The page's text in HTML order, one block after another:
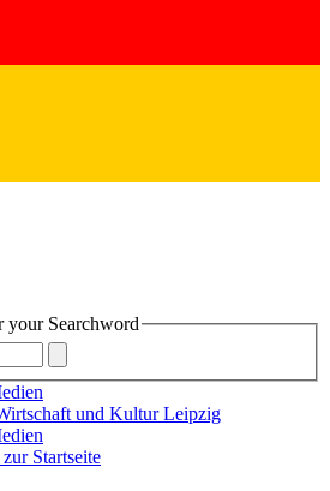
your Searchword
und Kultur Leipzig